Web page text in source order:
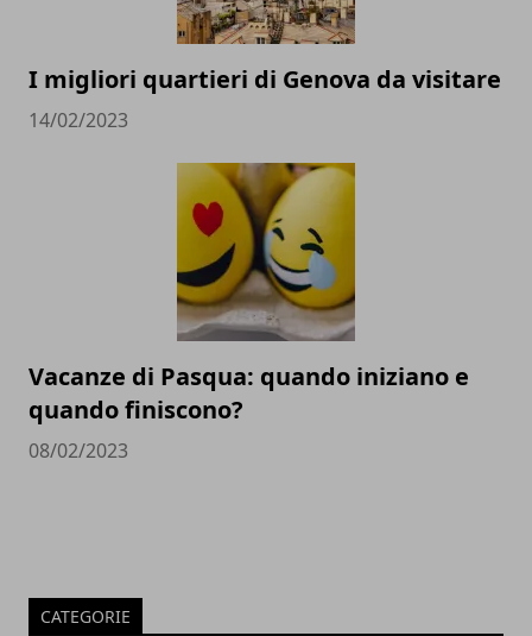
I migliori quartieri di Genova da visitare
14/02/2023
Vacanze di Pasqua: quando iniziano e
quando finiscono?
08/02/2023
CATEGORIE